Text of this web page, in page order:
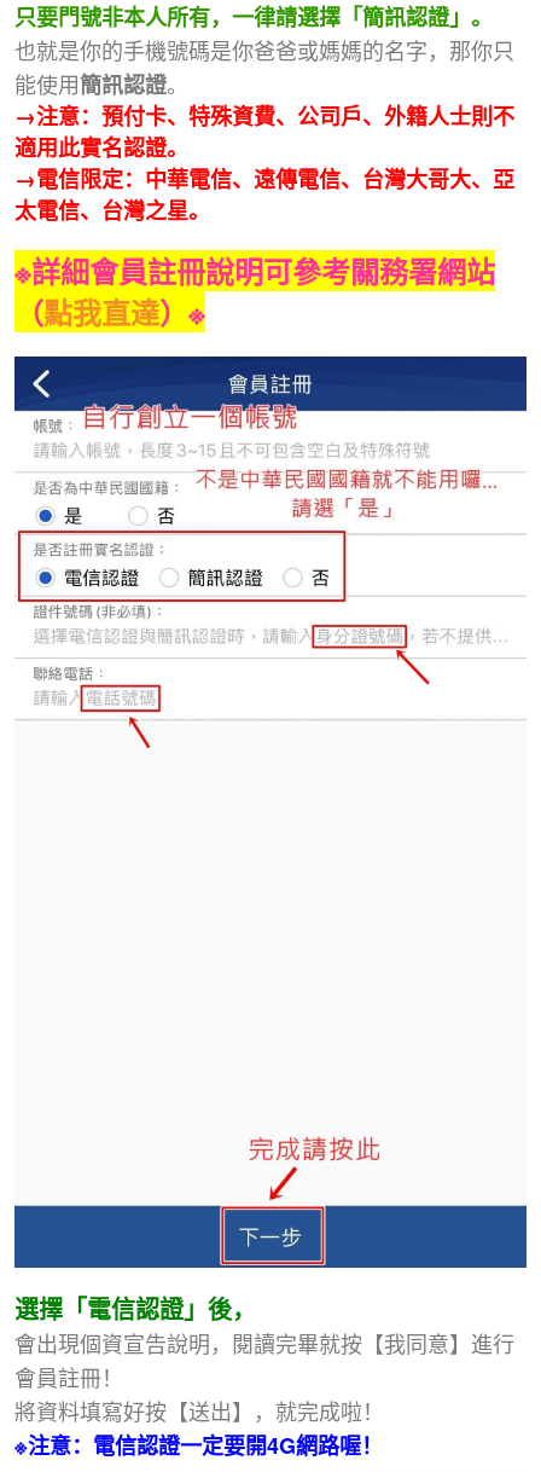
只要門號非本人所有，一律請選擇「簡訊認證」。
也就是你的手機號碼是你爸爸或媽媽的名字，那你只
能使用簡訊認證。
→注意：預付卡、特殊資費、公司戶、外籍人士則不
適用此實名認證。
→電信限定：中華電信、遠傳電信、台灣大哥大、亞
太電信、台灣之星。
※詳細會員註冊說明可參考關務署網站
（點我直達）※
選擇「電信認證」後，
會出現個資宣告說明，閱讀完畢就按【我同意】進行
會員註冊！
將資料填寫好按【送出】，就完成啦！
※注意：電信認證一定要開4G網路喔！